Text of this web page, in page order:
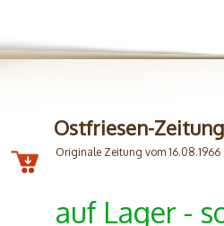
Ostfriesen-Zeitung
Originale Zeitung vom 16.08.1966
auf Lager -